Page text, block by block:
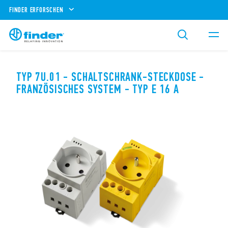
FINDER ERFORSCHEN
TYP 7U.01 - SCHALTSCHRANK-STECKDOSE -
FRANZÖSISCHES SYSTEM - TYP E 16 A